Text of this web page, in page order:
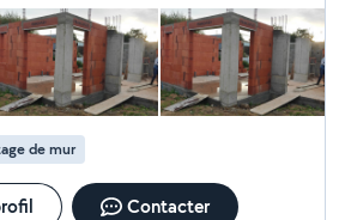
travaux de remise en état de maison
modification des réseaux EU à la
suivis de chantier Nos devis son
de mur
Contacter